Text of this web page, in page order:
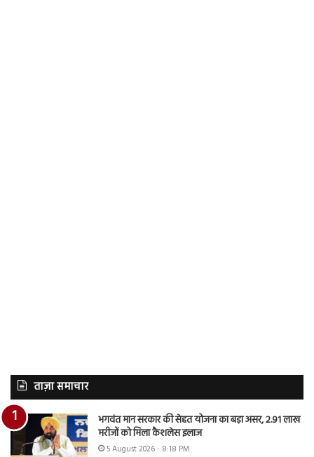
ताज़ा समाचार
भगवंत मान सरकार की सेहत योजना का बड़ा असर, 2.91 लाख
मरीजों को मिला कैशलेस इलाज
5 August 2026 - 8:18 PM